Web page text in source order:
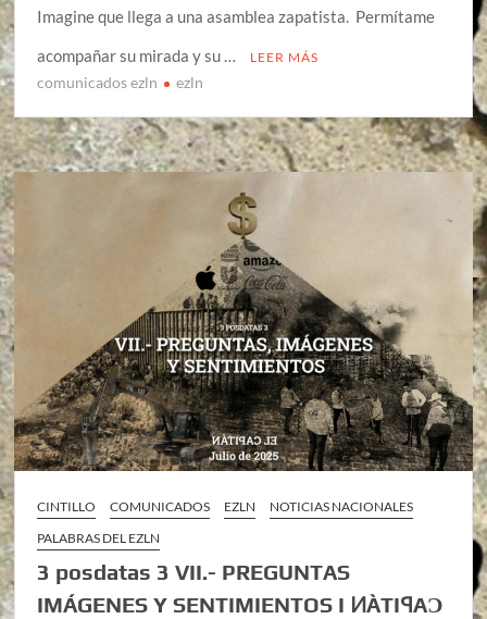
Imagine que llega a una asamblea zapatista. Permítame
acompañar su mirada y su …
LEER MÁS
comunicados ezln ezln
CINTILLO COMUNICADOS EZLN
NOTICIAS NACIONALES
PALABRAS DEL EZLN
3 posdatas 3 VII.- PREGUNTAS
IMÁGENES Y SENTIMIENTOS I ͶÀTIꟼAƆ